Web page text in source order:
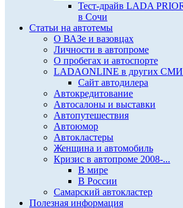
Тест-драйв LADA
в Сочи
Статьи на автотемы
О ВАЗе и вазовцах
Личности в автопроме
О пробегах и автоспорте
LADAONLINE в других СМИ
Сайт автодилера
Автокредитование
Автосалоны и выставки
Автопутешествия
Автоюмор
Автокластеры
Женщина и автомобиль
Кризис в автопроме 2008-...
В мире
В России
Самарский автокластер
Полезная информация